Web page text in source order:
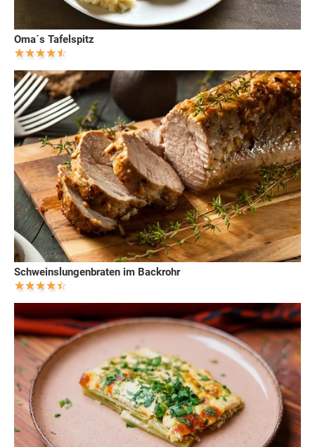
Oma´s Tafelspitz
Schweinslungenbraten im Backrohr